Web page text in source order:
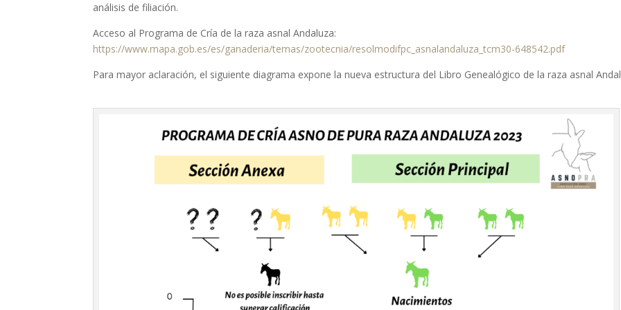
análisis de filiación.
Acceso al Programa de Cría de la raza asnal Andaluza:
https://www.mapa.gob.es/es/ganaderia/temas/zootecnia/resolmodifpc_asnalandaluza_tcm30-648542.pdf
Para mayor aclaración, el siguiente diagrama expone la nueva estructura del Libro Genealógico de la raza asnal